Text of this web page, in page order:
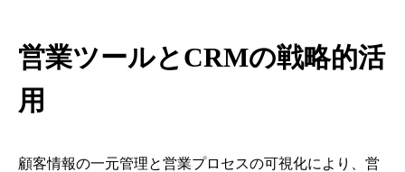
営業ツールとCRMの戦略的活
用
顧客情報の一元管理と営業プロセスの可視化により、営